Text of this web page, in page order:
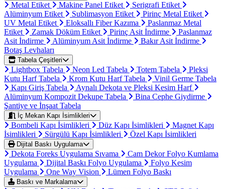
Metal Etiket Makine Panel Etiket
Serigrafi Etiket
Alüminyum Etiket
Sublimasyon Etiket
Pirinç Metal Etiket
UV Metal Etiket
Eloksallı Fiber Kazıma
Paslanmaz Metal
Etiket
Zamak Döküm Etiket Pirinç Asit İndirme
Paslanmaz
Asit İndirme
Alüminyum Asit İndirme
Bakır Asit İndirme
Botaş Levhaları
Tabela Çeşitleri
Lightbox Tabela Neon Led Tabela Totem Tabela
Pleksi
Kutu Harf Tabela
Krom Kutu Harf Tabela
Vinil Germe Tabela
Kapı Giriş Tabela
Aynalı Dekota ve Pleksi Kesim Harf
Alüminyum Kompozit Dekupe Tabela
Bina Cephe Giydirme
Şantiye ve İnşaat Tabela
İç Mekan Kapı İsimlikleri
Bombeli Kapı İsimlikleri Düz Kapı İsimlikleri
Magnet Kapı
İsimlikleri
Sürgülü Kapı İsimlikleri Özel Kapı İsimlikleri
Dijital Baskı Uygulama
Dekota Foreks Uygulama Sıvama
Cam Dekor Folyo Kumlama
Uygulama
Dijital Baskı Folyo Uygulama
Folyo Kesim
Uygulama
One Way Vision Lümen Folyo Baskı
Baskı ve Markalama